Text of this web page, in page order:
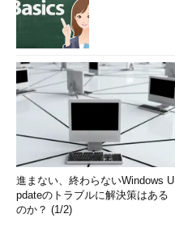
進まない、終わらないWindows U
pdateのトラブルに解決策はある
のか？ (1/2)